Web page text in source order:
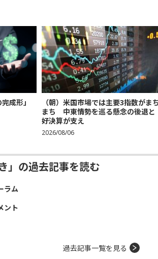
成形」
（朝）米国市場では主要3指数がまち
まち 中東情勢を巡る懸念の後退と
好決算が支え
2026/08/06
」の過去記事を読む
ラム
ント
過去記事一覧を見る